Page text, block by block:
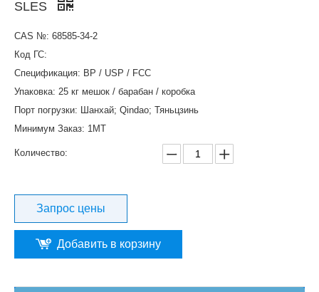
SLES
CAS №: 68585-34-2
Код ГС:
Спецификация: BP / USP / FCC
Упаковка: 25 кг мешок / барабан / коробка
Порт погрузки: Шанхай; Qindao; Тяньцзинь
Минимум Заказ: 1MT
Количество:
Запрос цены
Добавить в корзину